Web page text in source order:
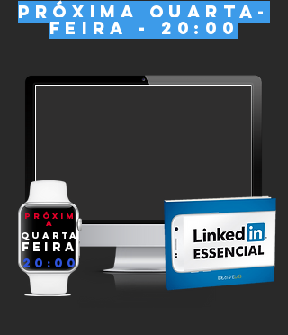
próxima quarta-
feira - 20:00
próxim
a
quarta
20:00
feira